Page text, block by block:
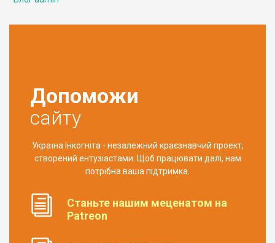
Допоможи
сайту
Україна Інкогніта - незалежний краєзнавчий проект,
створений ентузіастами. Щоб працювати далі, нам
потрібна ваша підтримка.
Станьте нашим меценатом на
Patreon